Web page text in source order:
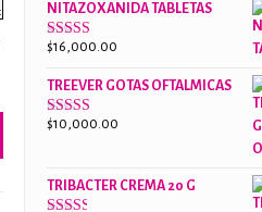
$18,000.00.$13,000.00.
NITAZOXANIDA TABLETAS
Valorado
2.61
de 5
$16,000.00
TREEVER GOTAS OFTALMICAS
Valorado
$10,000.00
TRIBACTER CREMA 20 G